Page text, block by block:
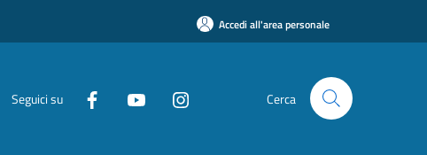
Accedi all'area personale
Seguici su Cerca